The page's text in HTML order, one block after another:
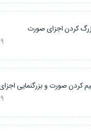
کردن اجزای صورت
کردن صورت و بزرگنمایی